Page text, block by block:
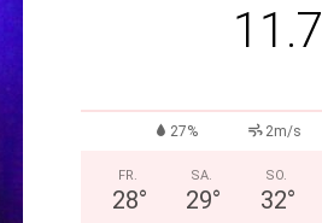
11.7
27% 2m/s
FR.
28°
SA.
29°
SO.
32°